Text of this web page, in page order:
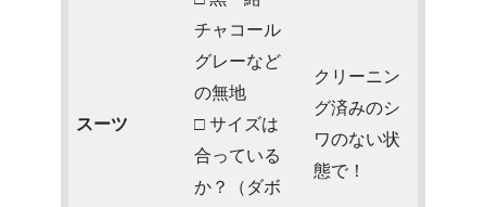
スーツ
チャコール
グレーなど
の無地
□ サイズは
合っている
か？（ダボ
クリーニン
グ済みのシ
ワのない状
態で！